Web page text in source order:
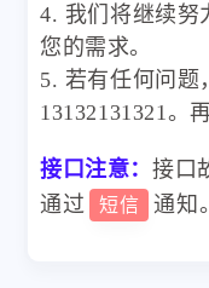
4. 我们将继续努
您的需求。
5. 若有任何问题
13132131321。
接口注意： 接口
通过
短信 通知。